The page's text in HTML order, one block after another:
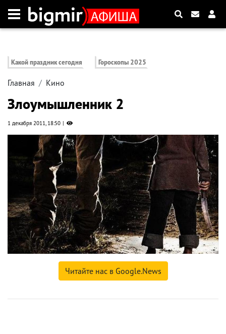
Какой праздник сегодня Гороскопы 2025
Главная Кино
Злоумышленник 2
1 декабря 2011, 18:50
Читайте нас в Google.News